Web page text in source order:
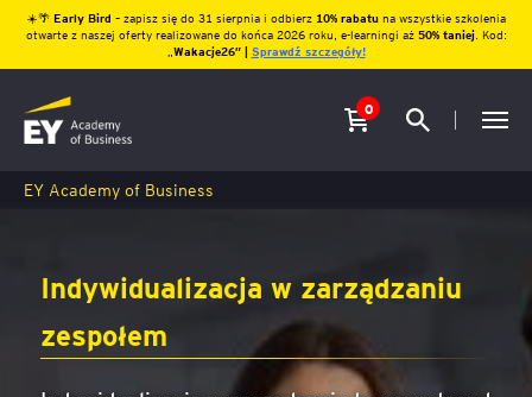
☀️🌴 Early Bird – zapisz się do 31 sierpnia i odbierz10% rabatu na wszystkie szkolenia
otwarte z naszej oferty realizowane do końca 2026 roku, e-learningi aż 50% taniej. Kod:
Wakacje26″ | Sprawdź szczegóły!
0
EY Academy of Business
Indywidualizacja w zarządzaniu
zespołem